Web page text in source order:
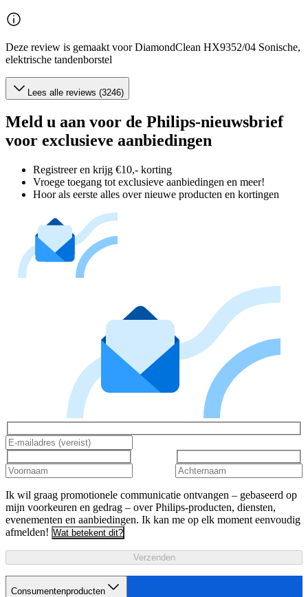
Deze review is gemaakt voor DiamondClean HX9352/04 Sonische,
elektrische tandenborstel
Lees alle reviews (3246)
Meld u aan voor de Philips-nieuwsbrief
voor exclusieve aanbiedingen
Registreer en krijg €10,- korting
Vroege toegang tot exclusieve aanbiedingen en meer!
Hoor als eerste alles over nieuwe producten en kortingen
Ik wil graag promotionele communicatie ontvangen – gebaseerd op
mijn voorkeuren en gedrag – over Philips-producten, diensten,
evenementen en aanbiedingen. Ik kan me op elk moment eenvoudig
afmelden! Wat betekent dit?
Verzenden
Consumentenproducten